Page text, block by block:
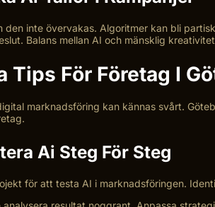
den inte övervakas. Algoritmer kan bli
Balans mellan AI och mänsklig
Tips För Företag I
marknadsföring kan kännas svårt.
Ai Steg För Steg
för att testa AI i marknadsföringen.